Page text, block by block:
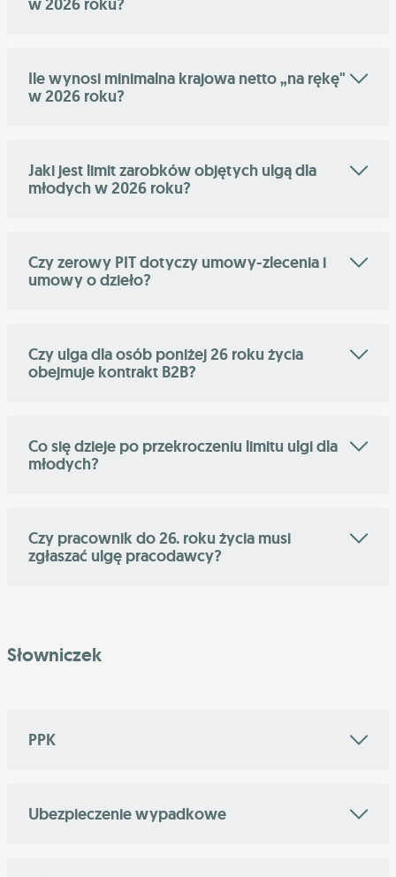
w 2026 roku?
Ile wynosi minimalna krajowa netto „na rękę"
w 2026 roku?
Jaki jest limit zarobków objętych ulgą dla
młodych w 2026 roku?
Czy zerowy PIT dotyczy umowy-zlecenia i
umowy o dzieło?
Czy ulga dla osób poniżej 26 roku życia
obejmuje kontrakt B2B?
Co się dzieje po przekroczeniu limitu ulgi dla
młodych?
Czy pracownik do 26. roku życia musi
zgłaszać ulgę pracodawcy?
Słowniczek
PPK
Ubezpieczenie wypadkowe